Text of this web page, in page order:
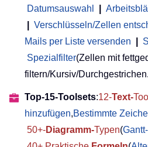
Datumsauswahl
Verschlüsseln/Zellen
Mails per Liste versenden
Spezialfilter(Zellen mit
filtern/Kursiv/
Top-15-Toolsets:12-Text-
hinzufügen,Bestimmte
50+-Diagramm-Typen(